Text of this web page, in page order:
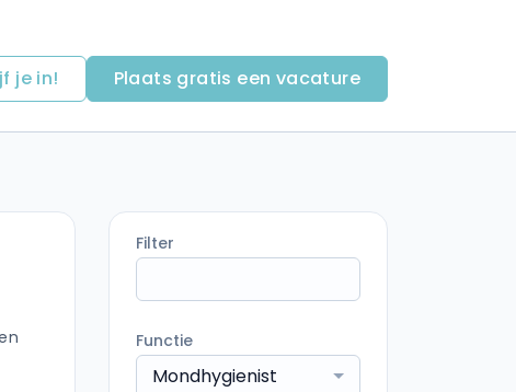
je in! Plaats gratis een vacature
Filter
Functie
Mondhygienist